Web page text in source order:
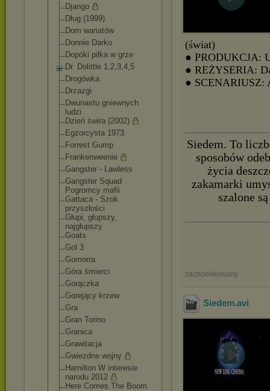
Django
Dług (1999)
Dom wariatów
Donnie Darko
Dopóki piłka w grze
Dr. Dolittle 1,2,3,4,5
Drogówka
Drzazgi
Dwunastu gniewnych
ludzi
Dzień świra (2002)
Egzorcysta 1973
Forrest Gump
Frankenweenie
Gangster - Lawless
Gangster Squad
Pogromcy mafii
Gattaca - Szok
przyszłości
Głupi, głupszy,
najgłupszy
Goats
Gol 3
Gomorra
Góra śmierci
Gorączka
Gorejący krzew
Gra
Gran Torino
Granica
Grawitacja
Gwiezdne wojny
Hamilton W interesie
narodu 2012
Here Comes The Boom
(świat)
● PRODUKCJA:
● REŻYSERIA:
● SCENARIUSZ:
Siedem. To
sposobów
życia
zakamarki
szalone
zachomikowany
Siedem.avi